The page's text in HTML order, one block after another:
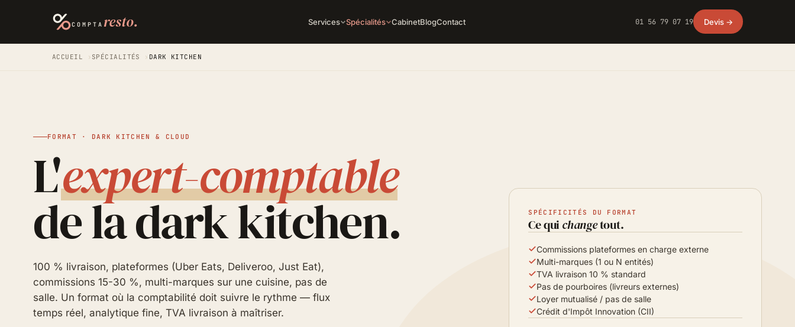
COMPTA resto. Services Spécialités CabinetBlogContact 01 56 79 07 19 Devis →
ACCUEIL › SPÉCIALITÉS › DARK KITCHEN
FORMAT · DARK KITCHEN & CLOUD
L'expert-comptable
de la dark kitchen.
100 % livraison, plateformes (Uber Eats, Deliveroo, Just Eat),
commissions 15-30 %, multi-marques sur une cuisine, pas de
salle. Un format où la comptabilité doit suivre le rythme — flux
temps réel, analytique fine, TVA livraison à maîtriser.
SPÉCIFICITÉS DU FORMAT
Ce qui changetout.
Commissions plateformes en charge externe
Multi-marques (1 ou N entités)
TVA livraison 10 % standard
Pas de pourboires (livreurs externes)
Loyer mutualisé / pas de salle
Crédit d'Impôt Innovation (CII)